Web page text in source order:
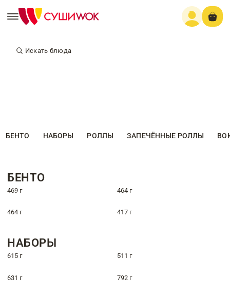
Искать блюда
БЕНТО НАБОРЫ РОЛЛЫ ЗАПЕЧЁННЫЕ РОЛЛЫ
БЕНТО
469 г 464 г
464 г 417 г
НАБОРЫ
615 г 511 г
631 г 792 г